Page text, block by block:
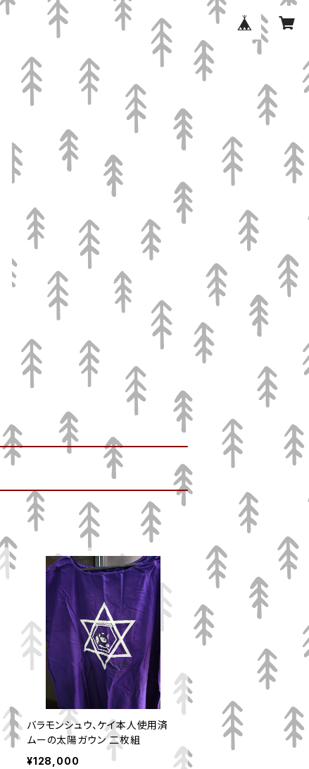
バラモンシュウ、ケイ本人使用済
ムーの太陽ガウン 二枚組
¥128,000